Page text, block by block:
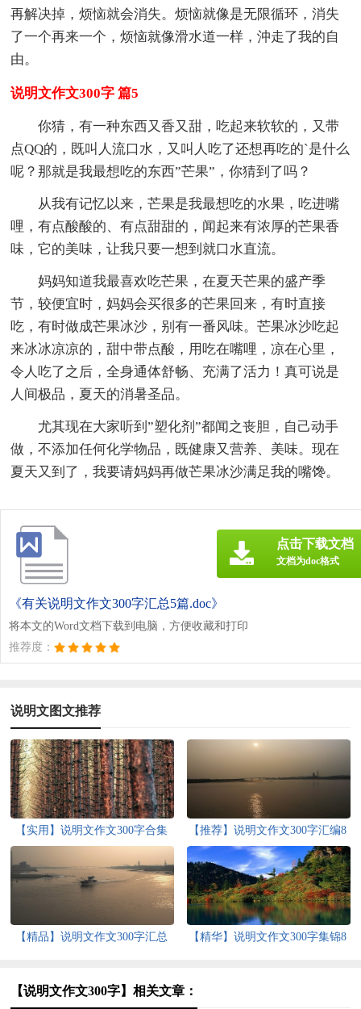
再解决掉，烦恼就会消失。烦恼就像是无限循环，消失
了一个再来一个，烦恼就像滑水道一样，沖走了我的自
由。
说明文作文300字 篇5
你猜，有一种东西又香又甜，吃起来软软的，又带
点QQ的，既叫人流口水，又叫人吃了还想再吃的`是什么
呢？那就是我最想吃的东西”芒果”，你猜到了吗？
从我有记忆以来，芒果是我最想吃的水果，吃进嘴
哩，有点酸酸的、有点甜甜的，闻起来有浓厚的芒果香
味，它的美味，让我只要一想到就口水直流。
妈妈知道我最喜欢吃芒果，在夏天芒果的盛产季
节，较便宜时，妈妈会买很多的芒果回来，有时直接
吃，有时做成芒果冰沙，别有一番风味。芒果冰沙吃起
来冰冰凉凉的，甜中带点酸，用吃在嘴哩，凉在心里，
令人吃了之后，全身通体舒畅、充满了活力！真可说是
人间极品，夏天的消暑圣品。
尤其现在大家听到”塑化剂”都闻之丧胆，自己动手
做，不添加任何化学物品，既健康又营养、美味。现在
夏天又到了，我要请妈妈再做芒果冰沙满足我的嘴馋。
《有关说明文作文300字汇总5篇.doc》
将本文的Word文档下载到电脑，方便收藏和打印
推荐度：
点击下载文档
文档为doc格式
说明文图文推荐
【实用】说明文作文300字合集
【推荐】说明文作文300字汇编8
篇
【精品】说明文作文300字汇总
【精华】说明文作文300字集锦8
【说明文作文300字】相关文章：